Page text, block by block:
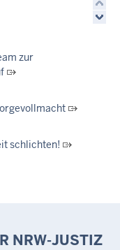
2024/2026
schlichten!
zur
schlichten!
unterstützt
Gewalt
NRW-JUSTIZ